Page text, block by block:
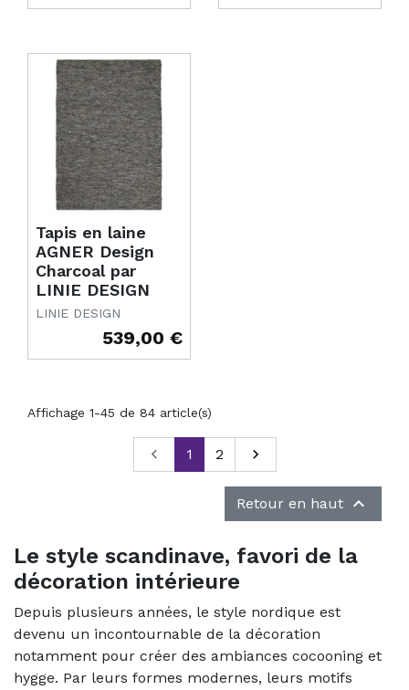
Tapis en laine
AGNER Design
Charcoal par
LINIE DESIGN
LINIE DESIGN
539,00 €
Affichage 1-45 de 84 article(s)
Précédent
 1 2 Suivant

Retour en haut 
Le style scandinave, favori de la
décoration intérieure
Depuis plusieurs années, le style nordique est
devenu un incontournable de la décoration
notamment pour créer des ambiances cocooning et
hygge. Par leurs formes modernes, leurs motifs